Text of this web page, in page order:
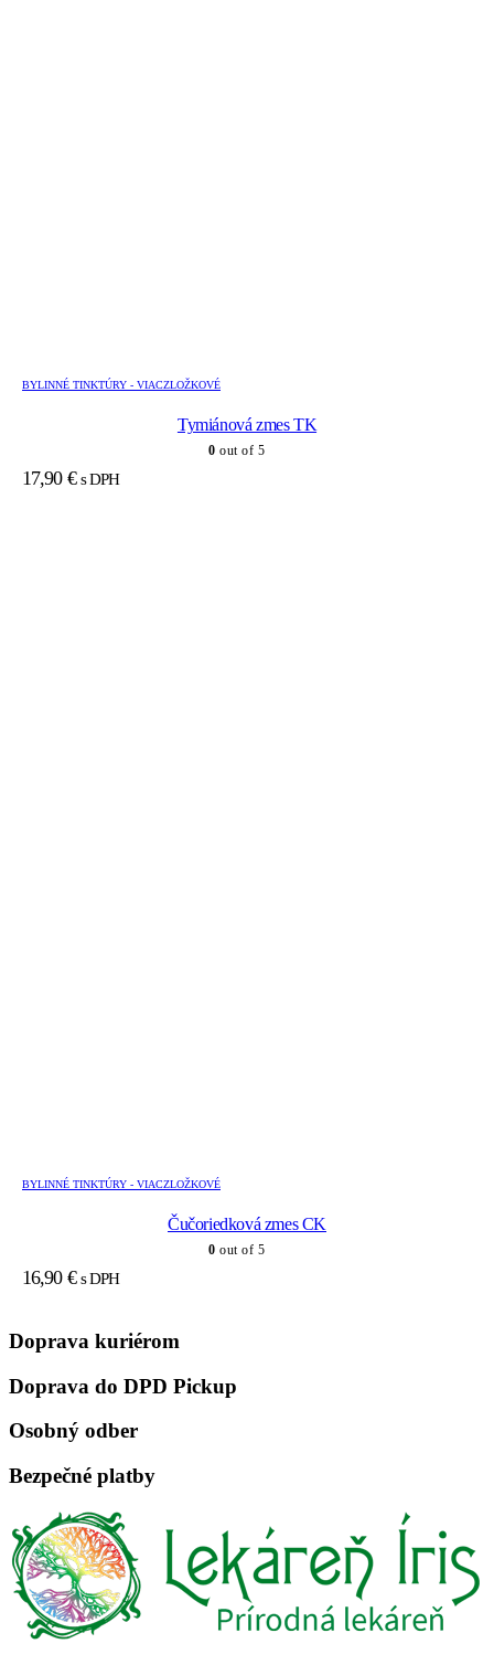
BYLINNÉ TINKTÚRY - VIACZLOŽKOVÉ
Tymiánová zmes TK
0 out of 5
17,90 € s DPH
BYLINNÉ TINKTÚRY - VIACZLOŽKOVÉ
Čučoriedková zmes CK
0 out of 5
16,90 € s DPH
Doprava kuriérom
Doprava do DPD Pickup
Osobný odber
Bezpečné platby